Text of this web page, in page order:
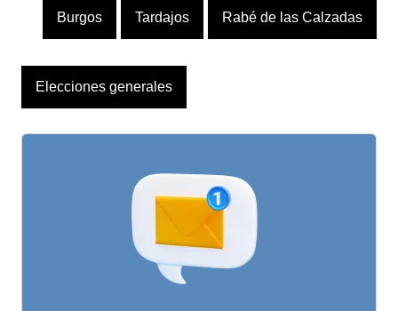
Burgos Tardajos Rabé de las Calzadas
Elecciones generales